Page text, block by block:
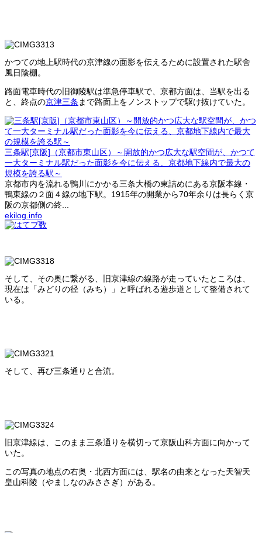
かつての地上駅時代の京津線の面影を伝えるために設置された駅舎
風日陰棚。
路面電車時代の旧御陵駅は準急停車駅で、京都方面は、当駅を出る
と、終点の京津三条 まで路面上をノンストップで駆け抜けていた。
三条駅[京阪]（京都市東山区）～開放的かつ広大な駅空間が、かつて
一大ターミナル駅だった面影を今に伝える、京都地下線内で最大の
規模を誇る駅～
京都市内を流れる鴨川にかかる三条大橋の東詰めにある京阪本線・
鴨東線の２面４線の地下駅。1915年の開業から70年余りは長らく京
阪の京都側の終...
ekilog.info
そして、その奥に繋がる、旧京津線の線路が走っていたところは、
現在は「みどりの径（みち）」と呼ばれる遊歩道として整備されて
いる。
そして、再び三条通りと合流。
旧京津線は、このまま三条通りを横切って京阪山科方面に向かって
いた。
この写真の地点の右奥・北西方面には、駅名の由来となった天智天
皇山科陵（やましなのみささぎ）がある。